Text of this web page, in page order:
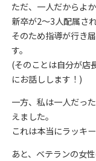
ただ、一人だからよ
新卒が2～3人配属さ
そのため指導が行き
す。
(そのことは自分が店
にお話しします！)
一方、私は一人だっ
えました。
これは本当にラッキ
あと、ベテランの女